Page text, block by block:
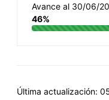
Avance al 30/06/
46%
Última actualización: